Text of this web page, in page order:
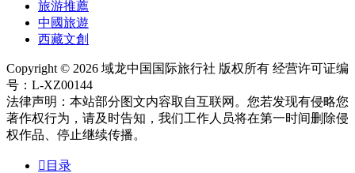
旅游推薦
中國旅遊
西藏文創
Copyright © 2026 域龙中国国际旅行社 版权所有 经营许可证编
号：L-XZ00144
法律声明：本站部分图文内容取自互联网。您若发现有侵略您
著作权行为，请及时告知，我们工作人员将在第一时间删除侵
权作品、停止继续传播。
 目录